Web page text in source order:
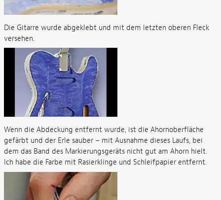
Die Gitarre wurde abgeklebt und mit dem letzten oberen Fleck
versehen.
Wenn die Abdeckung entfernt wurde, ist die Ahornoberfläche
gefärbt und der Erle sauber – mit Ausnahme dieses Laufs, bei
dem das Band des Markierungsgeräts nicht gut am Ahorn hielt.
Ich habe die Farbe mit Rasierklinge und Schleifpapier entfernt.